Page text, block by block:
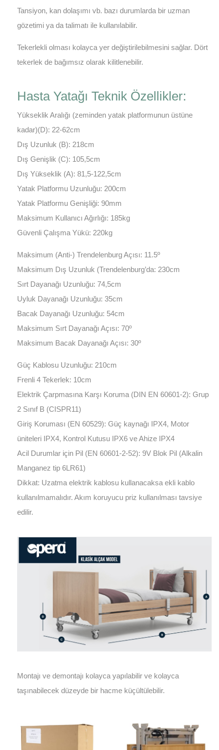
Tansiyon, kan dolaşımı vb. bazı durumlarda bir uzman
gözetimi ya da talimatı ile kullanılabilir.
Tekerlekli olması kolayca yer değiştirilebilmesini sağlar. Dört
tekerlek de bağımsız olarak kilitlenebilir.
Hasta Yatağı Teknik Özellikler:
Yükseklik Aralığı (zeminden yatak platformunun üstüne
kadar)(D): 22-62cm
Dış Uzunluk (B): 218cm
Dış Genişlik (C): 105,5cm
Dış Yükseklik (A): 81,5-122,5cm
Yatak Platformu Uzunluğu: 200cm
Yatak Platformu Genişliği: 90mm
Maksimum Kullanıcı Ağırlığı: 185kg
Güvenli Çalışma Yükü: 220kg
Maksimum (Anti-) Trendelenburg Açısı: 11.5º
Maksimum Dış Uzunluk (Trendelenburg’da: 230cm
Sırt Dayanağı Uzunluğu: 74,5cm
Uyluk Dayanağı Uzunluğu: 35cm
Bacak Dayanağı Uzunluğu: 54cm
Maksimum Sırt Dayanağı Açısı: 70º
Maksimum Bacak Dayanağı Açısı: 30º
Güç Kablosu Uzunluğu: 210cm
Frenli 4 Tekerlek: 10cm
Elektrik Çarpmasına Karşı Koruma (DIN EN 60601-2): Grup
2 Sınıf B (CISPR11)
Giriş Koruması (EN 60529): Güç kaynağı IPX4, Motor
üniteleri IPX4, Kontrol Kutusu IPX6 ve Ahize IPX4
Acil Durumlar için Pil (EN 60601-2-52): 9V Blok Pil (Alkalin
Manganez tip 6LR61)
Dikkat: Uzatma elektrik kablosu kullanacaksa ekli kablo
kullanılmamalıdır. Akım koruyucu priz kullanılması tavsiye
edilir.
Montajı ve demontajı kolayca yapılabilir ve kolayca
taşınabilecek düzeyde bir hacme küçültülebilir.